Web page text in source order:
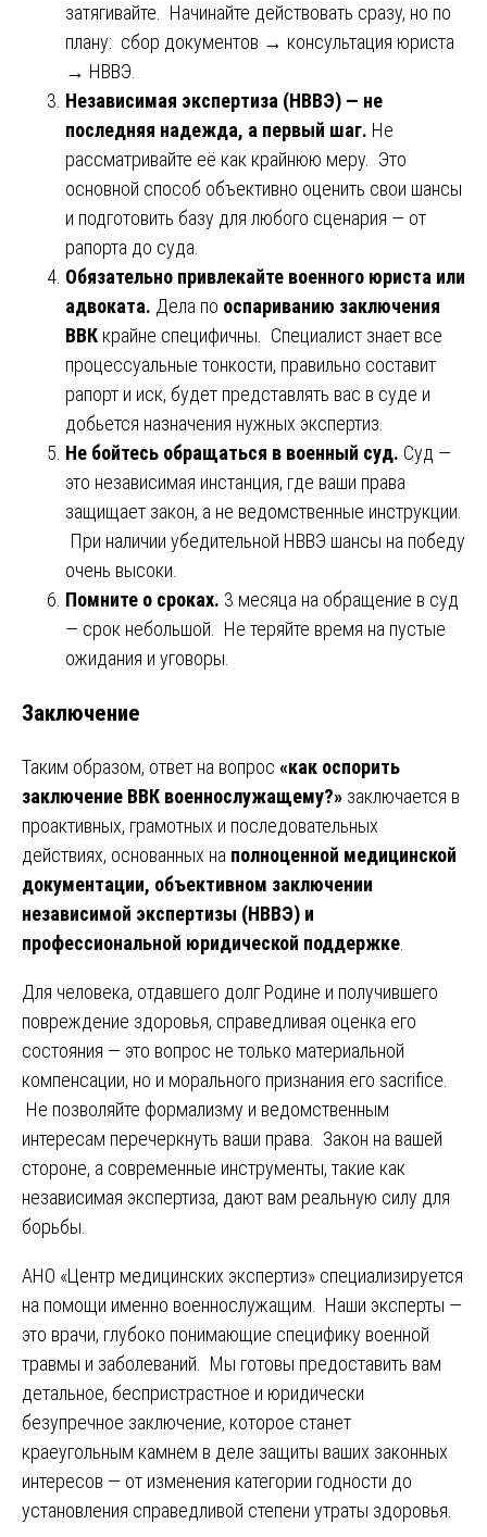
затягивайте. Начинайте действовать сразу, но по
плану: сбор документов → консультация юриста
→ НВВЭ.
Независимая экспертиза (НВВЭ) — не
последняя надежда, а первый шаг. Не
рассматривайте её как крайнюю меру. Это
основной способ объективно оценить свои шансы
и подготовить базу для любого сценария — от
рапорта до суда.
Обязательно привлекайте военного юриста или
адвоката. Дела по оспариванию заключения
ВВК крайне специфичны. Специалист знает все
процессуальные тонкости, правильно составит
рапорт и иск, будет представлять вас в суде и
добьется назначения нужных экспертиз.
Не бойтесь обращаться в военный суд. Суд —
это независимая инстанция, где ваши права
защищает закон, а не ведомственные инструкции.
При наличии убедительной НВВЭ шансы на победу
очень высоки.
Помните о сроках. 3 месяца на обращение в суд
— срок небольшой. Не теряйте время на пустые
ожидания и уговоры.
Заключение
Таким образом, ответ на вопрос «как оспорить
заключение ВВК военнослужащему?» заключается в
проактивных, грамотных и последовательных
действиях, основанных на полноценной медицинской
документации, объективном заключении
независимой экспертизы (НВВЭ) и
профессиональной юридической поддержке.
Для человека, отдавшего долг Родине и получившего
повреждение здоровья, справедливая оценка его
состояния — это вопрос не только материальной
компенсации, но и морального признания его sacrifice.
Не позволяйте формализму и ведомственным
интересам перечеркнуть ваши права. Закон на вашей
стороне, а современные инструменты, такие как
независимая экспертиза, дают вам реальную силу для
борьбы.
АНО «Центр медицинских экспертиз» специализируется
на помощи именно военнослужащим. Наши эксперты —
это врачи, глубоко понимающие специфику военной
травмы и заболеваний. Мы готовы предоставить вам
детальное, беспристрастное и юридически
безупречное заключение, которое станет
краеугольным камнем в деле защиты ваших законных
интересов — от изменения категории годности до
установления справедливой степени утраты здоровья.